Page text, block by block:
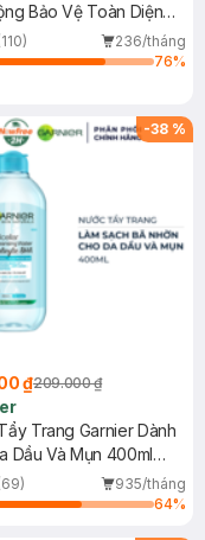
Bảo Vệ Toàn Diện
236/tháng
76%
-38 %
₫209.000 ₫
Trang Garnier Dành
Dầu Và Mụn 400ml
935/tháng
64%